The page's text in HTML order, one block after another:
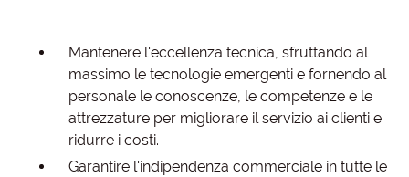
Mantenere l'eccellenza tecnica, sfruttando al
massimo le tecnologie emergenti e fornendo al
personale le conoscenze, le competenze e le
attrezzature per migliorare il servizio ai clienti e
ridurre i costi.
Garantire l'indipendenza commerciale in tutte le